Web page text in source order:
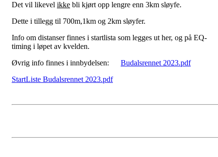
Det vil likevel ikke bli kjørt opp lengre enn 3km sløyfe.
Dette i tillegg til 700m,1km og 2km sløyfer.
Info om distanser finnes i startlista som legges ut her, og på EQ-
timing i løpet av kvelden.
Øvrig info finnes i innbydelsen: Budalsrennet 2023.pdf
StartListe Budalsrennet 2023.pdf